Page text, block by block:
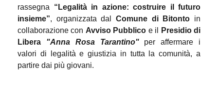
rassegna “Legalità in azione: costruire il futuro
insieme”, organizzata dalComune di Bitonto in
collaborazione con Avviso Pubblico e il
Presidio di
Libera "Anna Rosa Tarantino" per affermare i
valori di legalità e giustizia in tutta la comunità, a
partire dai più giovani.